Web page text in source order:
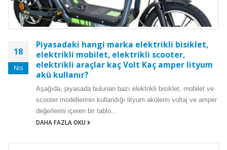
18
Nis
Piyasadaki hangi marka elektrikli bisiklet,
elektrikli mobilet, elektrikli scooter,
elektrikli araçlar kaç Volt Kaç amper lityum
akü kullanır?
Aşağıda, piyasada bulunan bazı elektrikli bisiklet, mobilet ve
scooter modellerinin kullandığı lityum akülerin voltaj ve amper
değerlerini içeren bir tablo...
DAHA FAZLA OKU